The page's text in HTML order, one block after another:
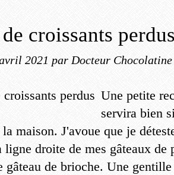
croissants perdus
2021 par Docteur Chocolatine
Une petite
servira bien
maison. J'avoue que je
ligne droite de mes gâteaux
gâteau de brioche. Une